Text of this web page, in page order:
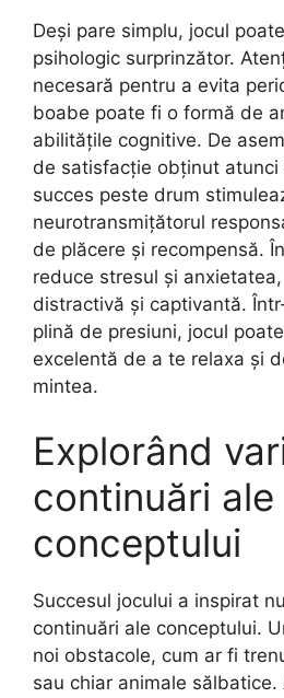
Deși pare simplu, jocul
psihologic surprinzător.
necesară pentru a evita
boabe poate fi o formă de
abilitățile cognitive. De
de satisfacție obținut atunci
succes peste drum
neurotransmițătorul
de plăcere și recompensă.
reduce stresul și
distractivă și captivantă.
plină de presiuni, jocul
excelentă de a te relaxa și
mintea.
Explorând
continuări ale
conceptului
Succesul jocului a inspirat
continuări ale conceptului.
noi obstacole, cum ar fi
sau chiar animale